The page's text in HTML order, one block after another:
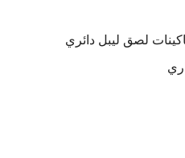
لصق ليبل دائري